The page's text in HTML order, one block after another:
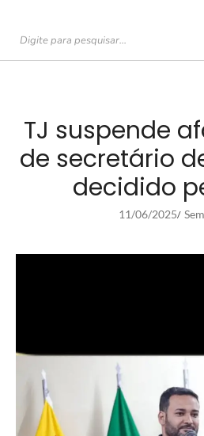
TJ suspende
de secretário
decidido
11/06/2025/